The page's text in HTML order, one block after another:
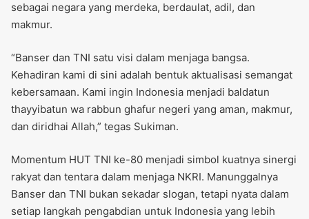
sebagai negara yang merdeka, berdaulat, adil, dan
makmur.
“Banser dan TNI satu visi dalam menjaga bangsa.
Kehadiran kami di sini adalah bentuk aktualisasi semangat
kebersamaan. Kami ingin Indonesia menjadi baldatun
thayyibatun wa rabbun ghafur negeri yang aman, makmur,
dan diridhai Allah,” tegas Sukiman.
Momentum HUT TNI ke-80 menjadi simbol kuatnya sinergi
rakyat dan tentara dalam menjaga NKRI. Manunggalnya
Banser dan TNI bukan sekadar slogan, tetapi nyata dalam
setiap langkah pengabdian untuk Indonesia yang lebih